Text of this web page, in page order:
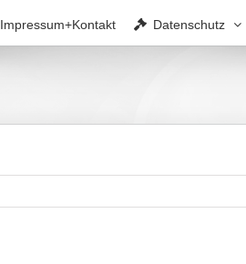
Impressum+Kontakt Datenschutz